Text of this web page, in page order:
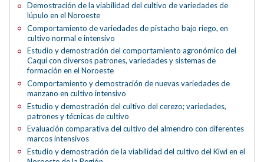
Demostración de la viabilidad del cultivo de variedades de
lúpulo en el Noroeste
Comportamiento de variedades de pistacho bajo riego, en
cultivo normal e intensivo
Estudio y demostración del comportamiento agronómico del
Caqui con diversos patrones, variedades y sistemas de
formación en el Noroeste
Comportamiento y demostración de nuevas variedades de
manzano en cultivo intensivo
Estudio y demostración del cultivo del cerezo; variedades,
patrones y técnicas de cultivo
Evaluación comparativa del cultivo del almendro con diferentes
marcos intensivos
Estudio y demostración de la viabilidad del cultivo del Kiwi en el